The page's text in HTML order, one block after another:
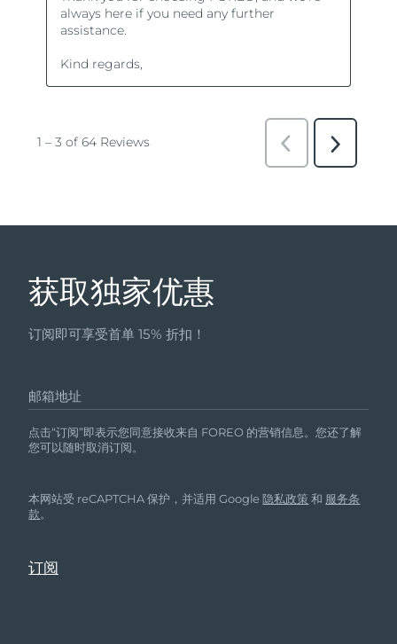
获取独家优惠
订阅即可享受首单 15% 折扣！
邮箱地址
点击“订阅”即表示您同意接收来自 FOREO 的营销信息。您还了解
您可以随时取消订阅。
本网站受 reCAPTCHA 保护，并适用 Google隐私政策 和 服务条
款。